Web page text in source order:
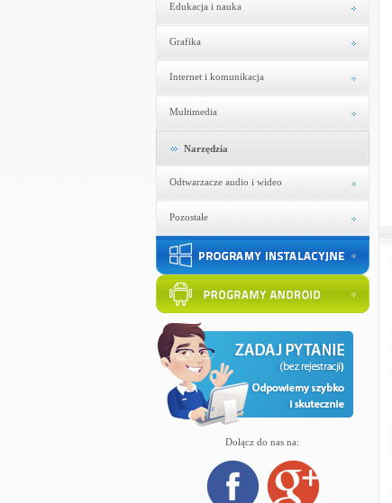
Edukacja i nauka
Grafika
Internet i komunikacja
Multimedia
Narzędzia
Odtwarzacze audio i wideo
Pozostałe
Dołącz do nas na: